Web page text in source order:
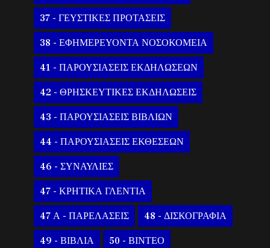
37 - ΓΕΥΣΤΙΚΕΣ ΠΡΟΤΑΣΕΙΣ
38 - ΕΦΗΜΕΡΕΥΟΝΤΑ ΝΟΣΟΚΟΜΕΙΑ
41 - ΠΑΡΟΥΣΙΑΣΕΙΣ ΕΚΔΗΛΩΣΕΩΝ
42 - ΘΡΗΣΚΕΥΤΙΚΕΣ ΕΚΔΗΛΩΣΕΙΣ
43 - ΠΑΡΟΥΣΙΑΣΕΙΣ ΒΙΒΛΙΩΝ
44 - ΠΑΡΟΥΣΙΑΣΕΙΣ ΕΚΘΕΣΕΩΝ
46 - ΣΥΝΑΥΛΙΕΣ
47 - ΚΡΗΤΙΚΑ ΓΛΕΝΤΙΑ
47 Α - ΠΑΡΕΛΑΣΕΙΣ 48 - ΔΙΣΚΟΓΡΑΦΙΑ
49 - ΒΙΒΛΙΑ 50 - ΒΙΝΤΕΟ